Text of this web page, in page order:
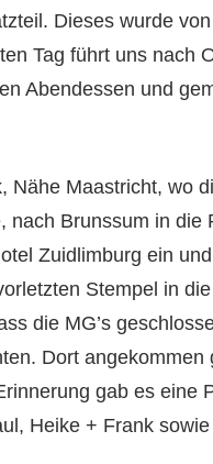
Dieses wurde
Tag führt uns nach
Abendessen und
Maastricht, wo
Brunssum in die
Zuidlimburg ein
Stempel in
die MG’s
Dort
gab es eine
Heike + Frank